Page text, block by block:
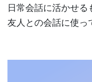
日常会話に活かせ
友人との会話に使っ